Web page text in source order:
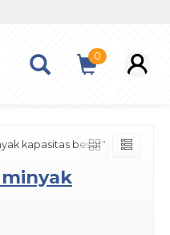
0
kapasitas besar"